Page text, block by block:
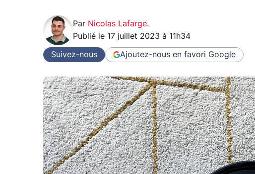
Par Nicolas Lafarge.
Publié le 17 juillet 2023 à 11h34
Suivez-nous Ajoutez-nous en favori Google